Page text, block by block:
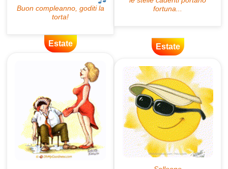
Estate Estate